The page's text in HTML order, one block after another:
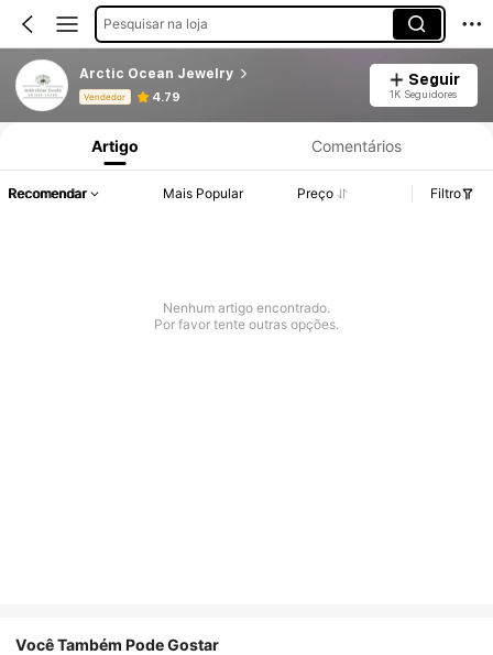
Pesquisar na loja
Arctic Ocean Jewelry
Vendedor 4.79
Seguir
1K Seguidores
Informações do Produto: Divulgação de Preço, Vendas e Detalhes de Stock.
Artigo Comentários
Recomendar Mais Popular Preço Filtro
Nenhum artigo encontrado.
Por favor tente outras opções.
Você Também Pode Gostar